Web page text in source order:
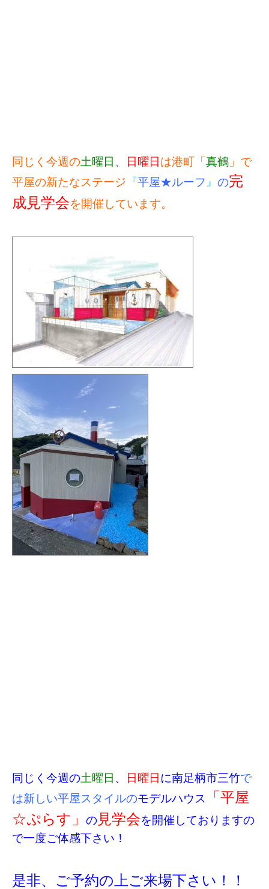
同じく今週の土曜日、 日曜日 は港町「 真鶴 」で
平屋の新たなステージ 『平屋★ルーフ 』 の完
成見学会を開催しています。
同じく今週の土曜日 、 日曜日 に南足柄市三竹で
は新しい平屋スタイルのモデルハウス
「平屋
☆ぷらす」
の 見学会を開催しておりますの
で一度ご体感下さい！
是非、ご予約の上ご来場下さい！！